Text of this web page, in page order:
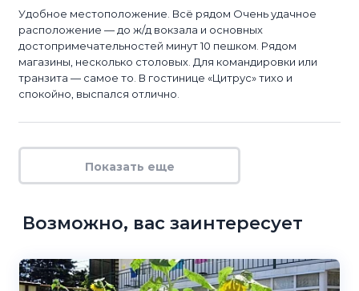
Удобное местоположение. Всё рядом Очень удачное
расположение — до ж/д вокзала и основных
достопримечательностей минут 10 пешком. Рядом
магазины, несколько столовых. Для командировки или
транзита — самое то. В гостинице «Цитрус» тихо и
спокойно, выспался отлично.
Показать еще
Возможно, вас заинтересует